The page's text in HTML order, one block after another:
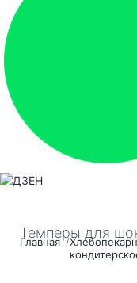
Темперы для
Главная